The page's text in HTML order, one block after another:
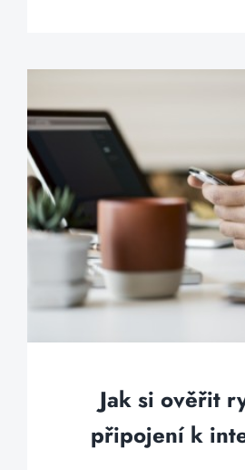
Jak si ověřit
připojení k